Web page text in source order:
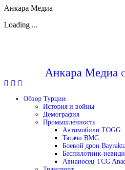
Анкара Медиа
Loading ...
Анкара Медиа
Обзор Турции
История и войны
Демография
Промышленность
Автомобили TOGG
Тягачи BMC
Боевой дрон
Беспилотник-
Авианосец TCG